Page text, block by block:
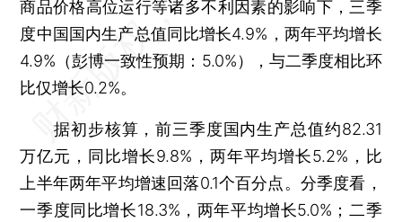
商品价格高位运行等诸多不利因素的影响下，三季
度中国国内生产总值同比增长4.9%，两年平均增长
4.9%（彭博一致性预期：5.0%），与二季度相比环
比仅增长0.2%。
据初步核算，前三季度国内生产总值约82.31
万亿元，同比增长9.8%，两年平均增长5.2%，比
上半年两年平均增速回落0.1个百分点。分季度看，
一季度同比增长18.3%，两年平均增长5.0%；二季